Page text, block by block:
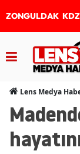
ZONGULDAK
Lens Medya